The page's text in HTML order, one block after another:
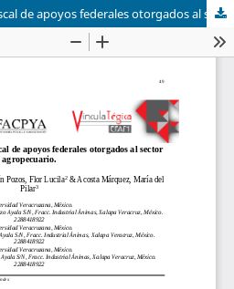
Tratamiento contable y fiscal de apoyos federales otorgados al sector agropecuario.